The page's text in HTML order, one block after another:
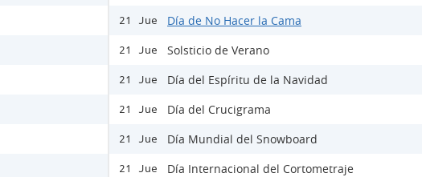
21 Jue Día de No Hacer la Cama
21 Jue Solsticio de Verano
21 Jue Día del Espíritu de la Navidad
21 Jue Día del Crucigrama
21 Jue Día Mundial del Snowboard
21 Jue Día Internacional del Cortometraje